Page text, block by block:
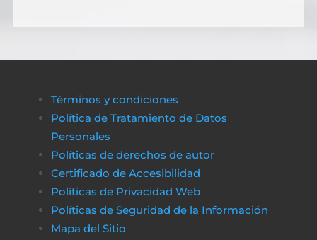
Términos y condiciones
Política de Tratamiento de Datos
Personales
Políticas de derechos de autor
Certificado de Accesibilidad
Políticas de Privacidad Web
Políticas de Seguridad de la Información
Mapa del Sitio